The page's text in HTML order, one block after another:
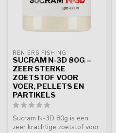
RENIERS FISHING
SUCRAM N-3D 80G –
ZEER STERKE
ZOETSTOF VOOR
VOER, PELLETS EN
PARTIKELS
Sucram N-3D 80g is een
zeer krachtige zoetstof voor